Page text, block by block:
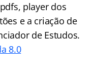
player dos
e a criação de
de Estudos.
8.0